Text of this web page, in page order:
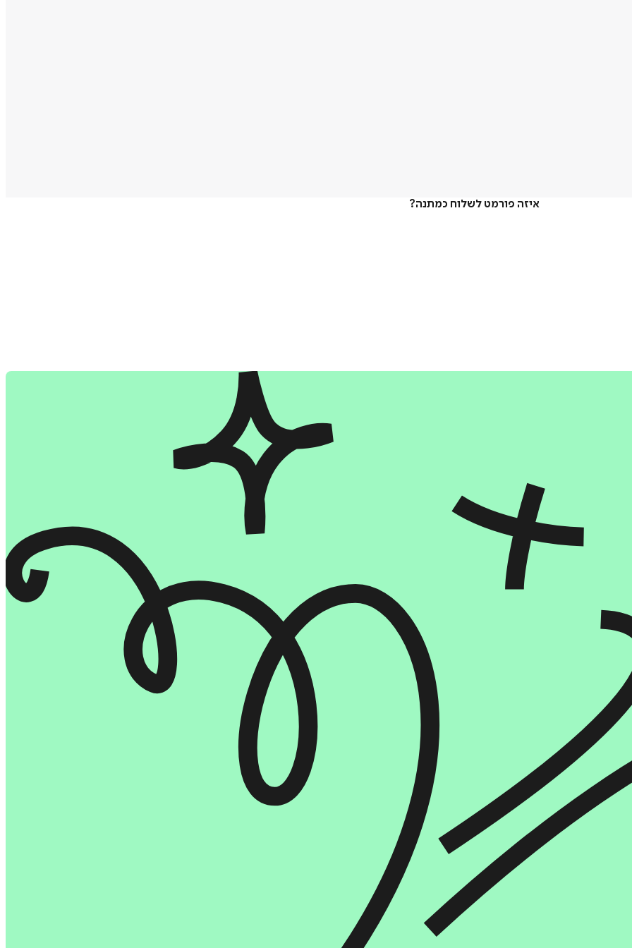
איזה פורמט לשלוח כמתנה?
הוספה
איזה פורמט בא לך?
דיגיטלי
₪ 35